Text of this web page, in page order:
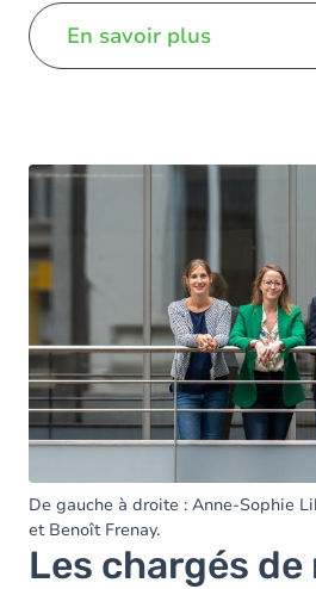
En savoir plus
Les chargés de
De gauche à droite : Anne-Sophie
et Benoît Frenay.